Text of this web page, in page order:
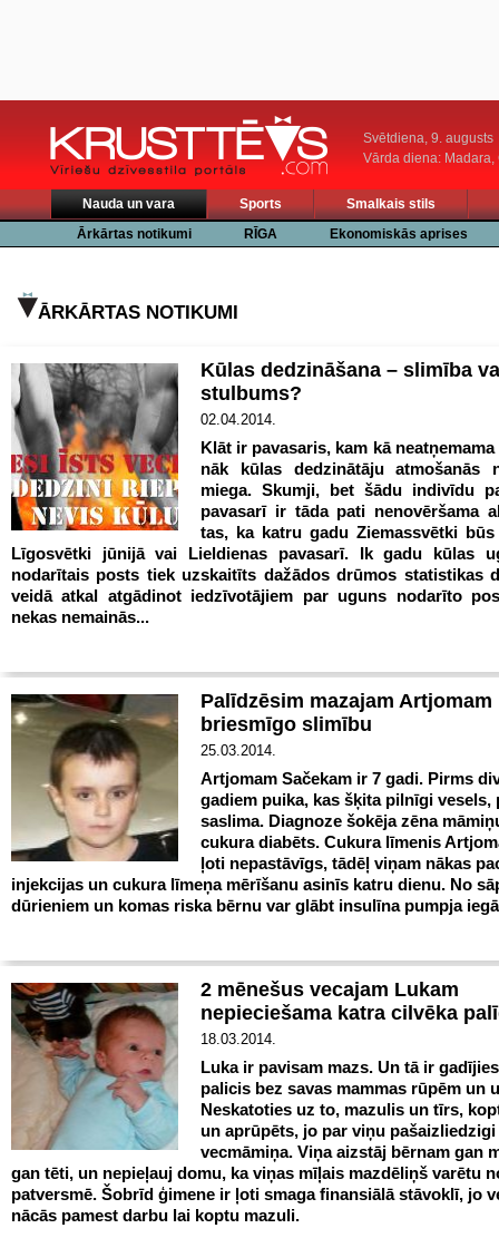
Svētdiena, 9. augusts
Vārda diena: Madara,
Nauda un vara Sports
Smalkais stils
Ārkārtas notikumi
RĪGA Ekonomiskās aprises
ĀRKĀRTAS NOTIKUMI
Kūlas dedzināšana – slimība
stulbums?
02.04.2014.
Klāt ir pavasaris, kam kā
nāk kūlas dedzinātāju atmošanās
miega. Skumji, bet šādu indivīdu
pavasarī ir tāda pati nenovēršama
tas, ka katru gadu Ziemassvētki būs
Līgosvētki jūnijā vai Lieldienas pavasarī. Ik gadu kūlas
nodarītais posts tiek uzskaitīts dažādos drūmos statistikas
veidā atkal atgādinot iedzīvotājiem par uguns nodarīto
nekas nemainās...
Palīdzēsim mazajam
briesmīgo slimību
25.03.2014.
Artjomam Sačekam ir 7 gadi. Pirms
gadiem puika, kas šķita pilnīgi vesels,
saslima. Diagnoze šokēja zēna
cukura diabēts. Cukura līmenis
ļoti nepastāvīgs, tādēļ viņam nākas
injekcijas un cukura līmeņa mērīšanu asinīs katru dienu. No
dūrieniem un komas riska bērnu var glābt insulīna pumpja
2 mēnešus vecajam Lukam
nepieciešama katra cilvēka
18.03.2014.
Luka ir pavisam mazs. Un tā ir
palicis bez savas mammas rūpēm un
Neskatoties uz to, mazulis un tīrs,
un aprūpēts, jo par viņu pašaizliedzigi
vecmāmiņa. Viņa aizstāj bērnam gan
gan tēti, un nepieļauj domu, ka viņas mīļais mazdēliņš varētu
patversmē. Šobrīd ģimene ir ļoti smaga finansiālā stāvoklī, jo
nācās pamest darbu lai koptu mazuli.